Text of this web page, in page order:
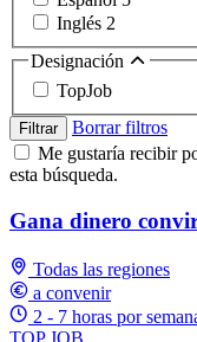
Inglés 2
Designación
TopJob
Filtrar
Borrar filtros
Me gustaría recibir
esta búsqueda.
Gana dinero
Todas las regiones
a convenir
2 - 7 horas por
TOP JOB